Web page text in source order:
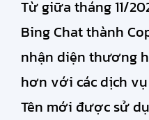
Từ giữa tháng 11/
Bing Chat thành
nhận diện thương
hơn với các dịch vụ
Tên mới được sử